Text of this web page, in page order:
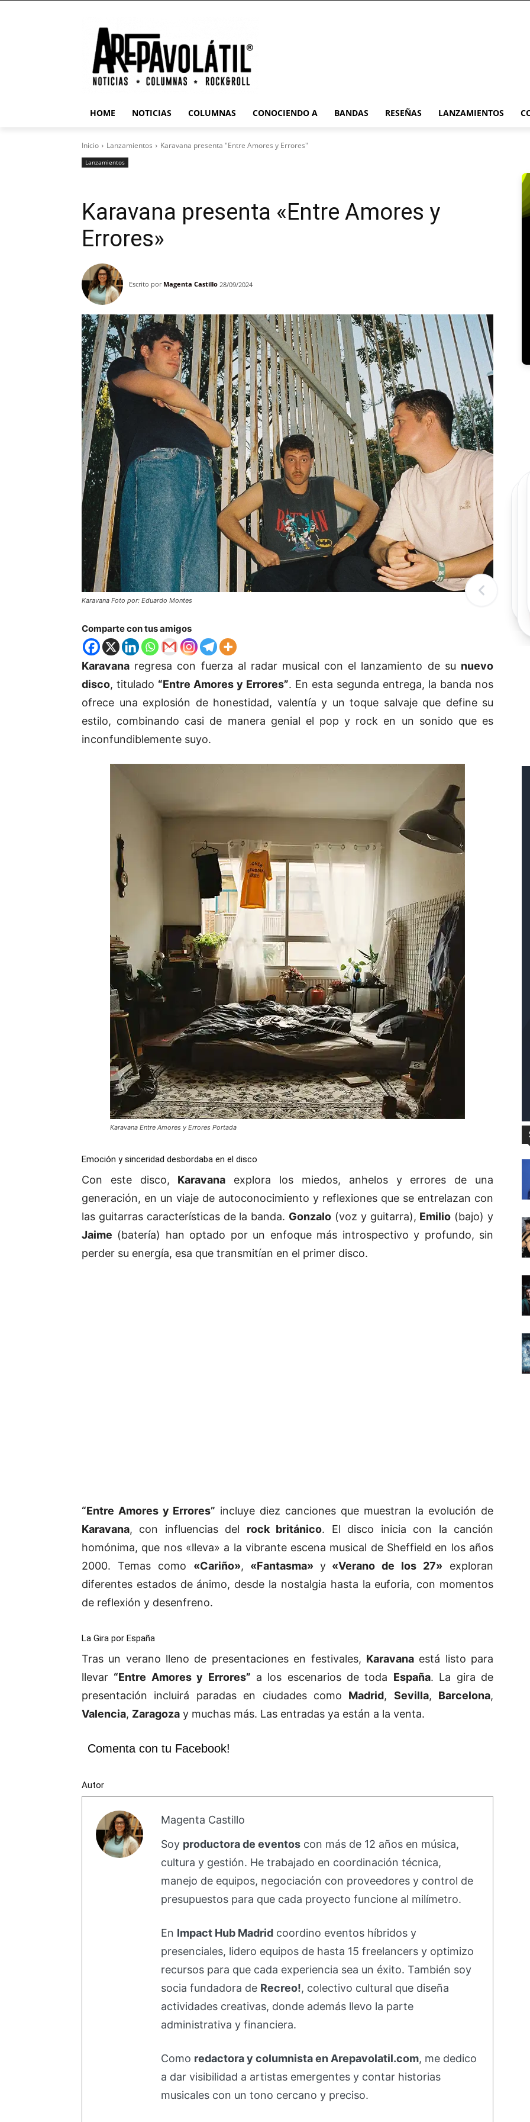
HOME NOTICIAS COLUMNAS CONOCIENDO A BANDAS RESEÑAS LANZAMIENTOS
Inicio Lanzamientos Karavana presenta "Entre Amores y Errores"
Lanzamientos
Karavana presenta «Entre Amores y
Errores»
Escrito por Magenta Castillo 28/09/2024
Karavana Foto por: Eduardo Montes
Comparte con tus amigos
Karavana regresa con fuerza al radar musical con el lanzamiento de su nuevo
disco, titulado “Entre Amores y Errores”. En esta segunda entrega, la banda nos
ofrece una explosión de honestidad, valentía y un toque salvaje que define su
estilo, combinando casi de manera genial el pop y rock en un sonido que es
inconfundiblemente suyo.
Karavana Entre Amores y Errores Portada
Emoción y sinceridad desbordaba en el disco
Con este disco, Karavana explora los miedos, anhelos y errores de una
generación, en un viaje de autoconocimiento y reflexiones que se entrelazan con
las guitarras características de la banda. Gonzalo (voz y guitarra), Emilio (bajo) y
Jaime (batería) han optado por un enfoque más introspectivo y profundo, sin
perder su energía, esa que transmitían en el primer disco.
“Entre Amores y Errores” incluye diez canciones que muestran la evolución de
Karavana, con influencias del rock británico. El disco inicia con la canción
homónima, que nos «lleva» a la vibrante escena musical de Sheffield en los años
2000. Temas como «Cariño», «Fantasma» y«Verano de los 27» exploran
diferentes estados de ánimo, desde la nostalgia hasta la euforia, con momentos
de reflexión y desenfreno.
La Gira por España
Tras un verano lleno de presentaciones en festivales, Karavanaestá listo para
llevar “Entre Amores y Errores” a los escenarios de toda España. La gira de
presentación incluirá paradas en ciudades como Madrid, Sevilla, Barcelona,
Valencia, Zaragoza y muchas más. Las entradas ya están a la venta.
Comenta con tu Facebook!
Autor
Magenta Castillo
Soy productora de eventoscon más de 12 años en música,
cultura y gestión. He trabajado en coordinación técnica,
manejo de equipos, negociación con proveedores y control de
presupuestos para que cada proyecto funcione al milímetro.
En Impact Hub Madridcoordino eventos híbridos y
presenciales, lidero equipos de hasta 15 freelancers y optimizo
recursos para que cada experiencia sea un éxito. También soy
socia fundadora de Recreo!, colectivo cultural que diseña
actividades creativas, donde además llevo la parte
administrativa y financiera.
Como redactora y columnista en Arepavolatil.com, me dedico
a dar visibilidad a artistas emergentes y contar historias
musicales con un tono cercano y preciso.